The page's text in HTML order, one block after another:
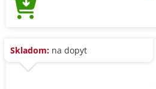
Skladom: na dopyt